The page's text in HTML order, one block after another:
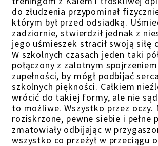
do złudzenia przypominał
którym był przed odsiadką.
zadziornie, stwierdził jednak z
jego uśmieszek stracił swoją siłę
W szkolnych czasach jeden taki
połączony z zalotnym
zupełności, by mógł podbijać
szkolnych piękności. Całkiem
wrócić do takiej formy, ale nie
to możliwe. Wszystko przez oczy.
roziskrzone, pewne siebie i pełne
zmatowiały odbijając w
wszystko co przeżył w przeciągu